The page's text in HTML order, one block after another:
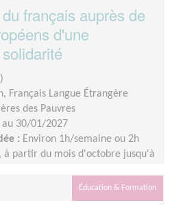
français auprès de
d'une
Français Langue Étrangère
des Pauvres
30/01/2027
: Environ 1h/semaine ou 2h
à partir du mois d'octobre jusqu'à
Éducation & Formation